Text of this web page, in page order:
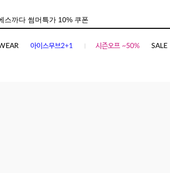
아이스무브2+1 시즌오프 ~50% SALE